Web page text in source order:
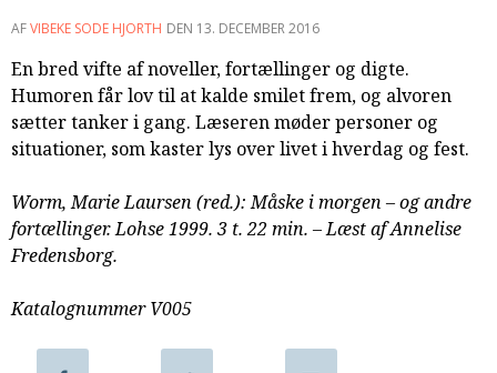
udlån
6.0:
Bibelen
7.0:
Arrangementer
7.1:
Sommerstævne
7.2:
Nordisk
8.0:
Støt
KABB!
9.0:
Links
indlæg:
AFVIBEKE SODE HJORTH DEN 13. DECEMBER 2016
En bred vifte af noveller, fortællinger og digte.
Humoren får lov til at kalde smilet frem, og alvoren
sætter tanker i gang. Læseren møder personer og
situationer, som kaster lys over livet i hverdag og fest.
Worm, Marie Laursen (red.): Måske i morgen – og andre
fortællinger. Lohse 1999. 3 t. 22 min. – Læst af Annelise
Fredensborg.
Katalognummer V005